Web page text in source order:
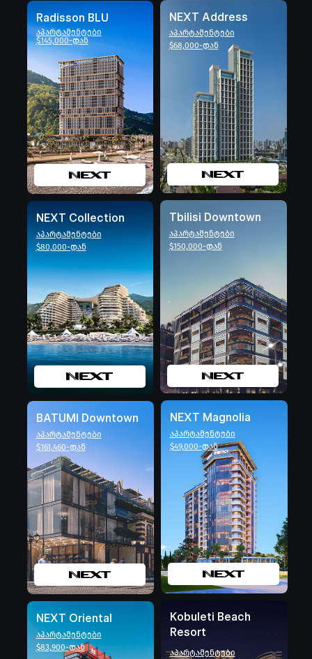
Kobuleti Beach
Resort
აპარტამენტები
NEXT Oriental
აპარტამენტები
$83,900-დან
NEXT Magnolia
აპარტამენტები
$49,000-დან
BATUMI Downtown
აპარტამენტები
$161,460-დან
Tbilisi Downtown
აპარტამენტები
$150,000-დან
NEXT Collection
აპარტამენტები
$80,000-დან
NEXT Address
აპარტამენტები
$68,000-დან
Radisson BLU
აპარტამენტები
$145,000-დან